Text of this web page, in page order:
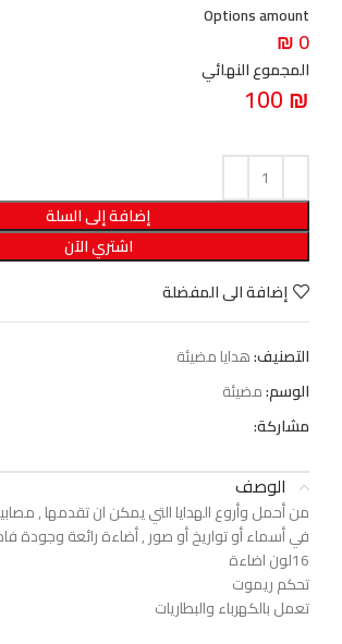
Options amount
0 ₪
المجموع النهائي
100₪
إضافة إلى السلة
اشتري الآن
إضافة الى المفضلة
التصنيف:هدايا مضيئة
الوسم:مضيئة
مشاركة:
الوصف
من أحمل وأروع الهدايا التي يمكن ان تقدمها ,
في أسماء أو تواريخ أو صور , أضاءة رائعة وجودة
16لون اضاءة
تحكم ريموت
تعمل بالكهرباء والبطاريات